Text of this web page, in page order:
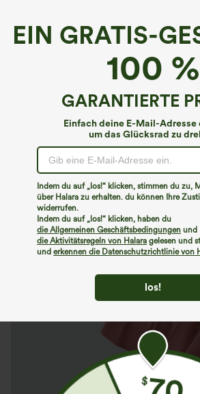
EIN GRATIS-
100 %
GARANTIERTE
Einfach deine E-Mail-Adresse
um das Glücksrad zu
Indem du auf „los!“ klicken, stimmen du zu,
über Halara zu erhalten. du können Ihre
widerrufen.
Indem du auf „los!“ klicken, haben du
die Allgemeinen Geschäftsbedingungen und
die Aktivitätsregeln von Halara gelesen und
und erkennen die Datenschutzrichtlinie von
los!
Breezeful™*
Breezeful™ Hoch taillierter,
geschlitzter 2-in-1-Midirock mit
trocknend
€40,95 EUR